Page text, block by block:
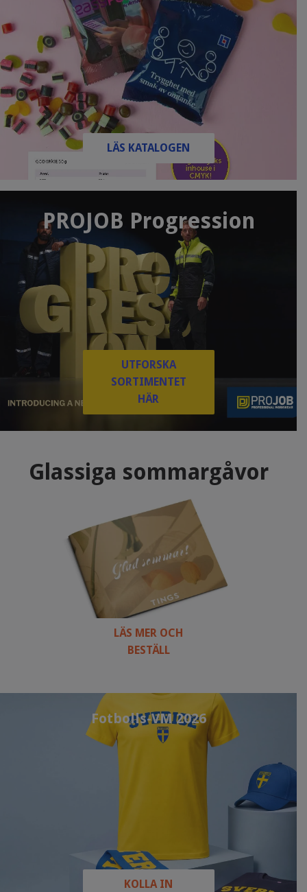
LÄS KATALOGEN
PROJOB Progression
UTFORSKA
SORTIMENTET
HÄR
Glassiga sommargåvor
LÄS MER OCH
BESTÄLL
Fotbolls-VM 2026
KOLLA IN